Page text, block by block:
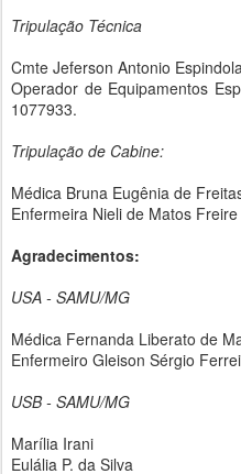
Tripulação Técnica
Cmte Jeferson Antonio
Operador de Equipamentos
1077933.
Tripulação de Cabine:
Médica Bruna Eugênia de
Enfermeira Nieli de Matos
Agradecimentos:
USA - SAMU/MG
Médica Fernanda Liberato de
Enfermeiro Gleison Sérgio
USB - SAMU/MG
Marília Irani
Eulália P. da Silva